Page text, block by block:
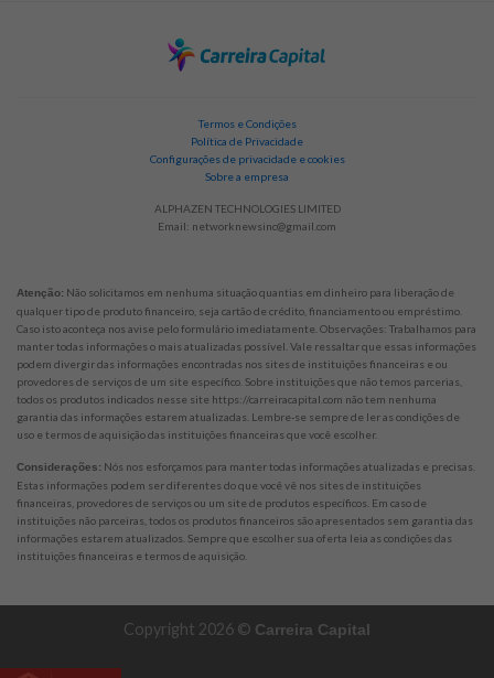
Termos e Condições
Política de Privacidade
Configurações de privacidade e cookies
Sobre a empresa
ALPHAZEN TECHNOLOGIES LIMITED
Email: networknewsinc@gmail.com
Atenção: Não solicitamos em nenhuma situação quantias em dinheiro para liberação de
qualquer tipo de produto financeiro, seja cartão de crédito, financiamento ou empréstimo.
Caso isto aconteça nos avise pelo formulário imediatamente. Observações: Trabalhamos para
manter todas informações o mais atualizadas possível. Vale ressaltar que essas informações
podem divergir das informações encontradas nos sites de instituições financeiras e ou
provedores de serviços de um site específico. Sobre instituições que não temos parcerias,
todos os produtos indicados nesse site https://carreiracapital.com não tem nenhuma
garantia das informações estarem atualizadas. Lembre-se sempre de ler as condições de
uso e termos de aquisição das instituições financeiras que você escolher.
Considerações: Nós nos esforçamos para manter todas informações atualizadas e precisas.
Estas informações podem ser diferentes do que você vê nos sites de instituições
financeiras, provedores de serviços ou um site de produtos específicos. Em caso de
instituições não parceiras, todos os produtos financeiros são apresentados sem garantia das
informações estarem atualizados. Sempre que escolher sua oferta leia as condições das
instituições financeiras e termos de aquisição.
Copyright 2026 © Carreira Capital